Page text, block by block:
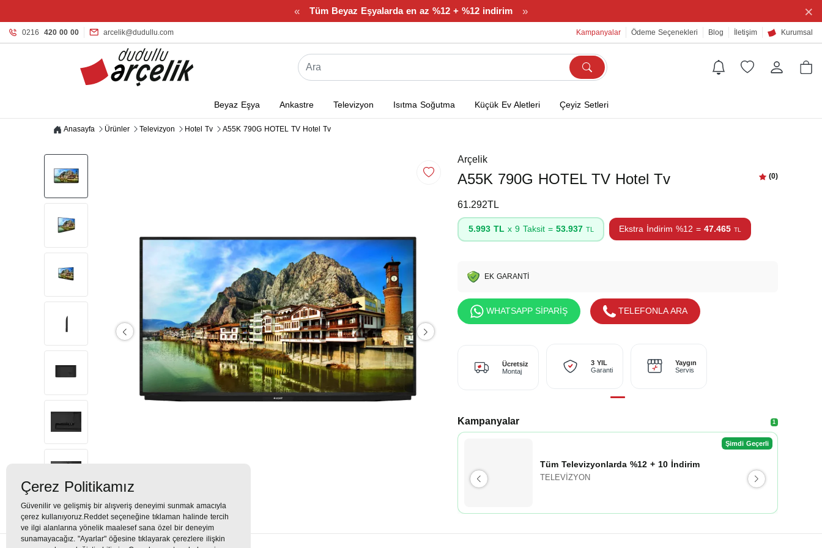
« Tüm Beyaz Eşyalarda en az %12 + %12 indirim » ×
0216 420 00 00 arcelik@dudullu.com Kampanyalar Ödeme Seçenekleri Blog İletişim Kurumsal
Beyaz Eşya Ankastre Televizyon Isıtma Soğutma Küçük Ev Aletleri Çeyiz Setleri
Anasayfa Ürünler Televizyon Hotel Tv A55K 790G HOTEL TV Hotel Tv
Arçelik
A55K 790G HOTEL TV Hotel Tv (0)
61.292TL
5.993 TLx 9 Taksit = 53.937 TL Ekstra İndirim %12 = 47.465 TL
EK GARANTİ
WHATSAPP SİPARİŞ TELEFONLA ARA
Ücretsiz
Montaj
3 YIL
Garanti
Yaygın
Servis
Kampanyalar 1
Şimdi Geçerli
Tüm Televizyonlarda %12 + 10 İndirim
TELEVİZYON
Çerez Politikamız
Güvenilir ve gelişmiş bir alışveriş deneyimi sunmak amacıyla
çerez kullanıyoruz.Reddet seçeneğine tıklaman halinde tercih
ve ilgi alanlarına yönelik maalesef sana özel bir deneyim
sunamayacağız. "Ayarlar" öğesine tıklayarak çerezlere ilişkin